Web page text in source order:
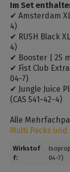
Im Set
✔ Amsterdam
4)
✔ RUSH Black
4)
✔ Booster | 25
✔ Fist Club
04-7)
✔ Jungle Juice
(CAS 541-42-4)
Alle
Multi Packs und
Wirkstof
f:
04-7)